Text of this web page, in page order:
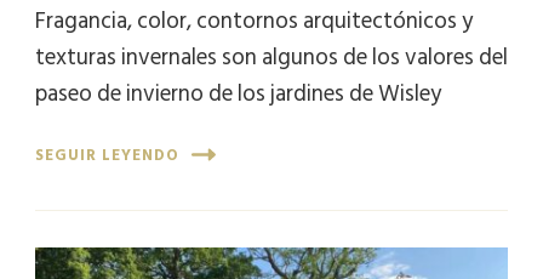
Fragancia, color, contornos arquitectónicos y
texturas invernales son algunos de los valores del
paseo de invierno de los jardines de Wisley
SEGUIR LEYENDO